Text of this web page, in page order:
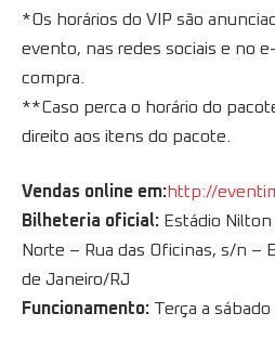
*Os horários do VIP são
evento, nas redes sociais e no
compra.
**Caso perca o horário do
direito aos itens do pacote.
Vendas online em:http://
Bilheteria oficial: Estádio
Norte – Rua das Oficinas, s/n –
de Janeiro/RJ
Funcionamento: Terça a